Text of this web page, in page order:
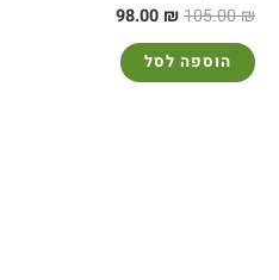
105.00₪
98.00 ₪
הוספה לסל